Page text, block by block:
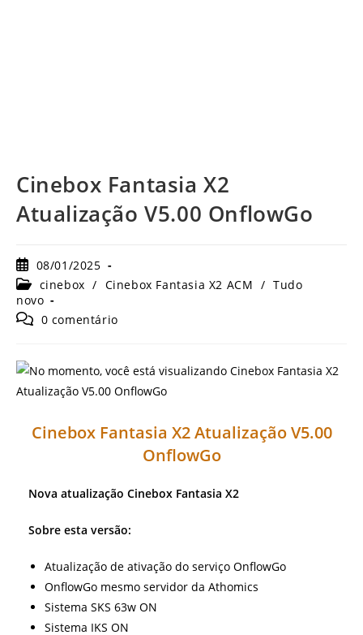
Cinebox Fantasia X2
Atualização V5.00 OnflowGo
Post
publicado:
08/01/2025
Categoria
do
post:
cinebox / Cinebox Fantasia X2 ACM / Tudo
novo
Comentários
0 comentário
Cinebox Fantasia X2 Atualização V5.00
OnflowGo
Nova atualização Cinebox Fantasia X2
Sobre esta versão:
Atualização de ativação do serviço OnflowGo
OnflowGo mesmo servidor da Athomics
Sistema SKS 63w ON
Sistema IKS ON